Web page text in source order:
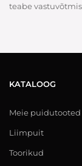
teabe
KATALOOG
Meie puidutooted
Liimpuit
Toorikud